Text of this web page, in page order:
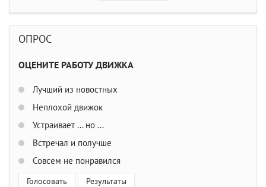
ОПРОС
ОЦЕНИТЕ РАБОТУ ДВИЖКА
Лучший из новостных
Неплохой движок
Устраивает ... но ...
Встречал и получше
Совсем не понравился
Голосовать Результаты